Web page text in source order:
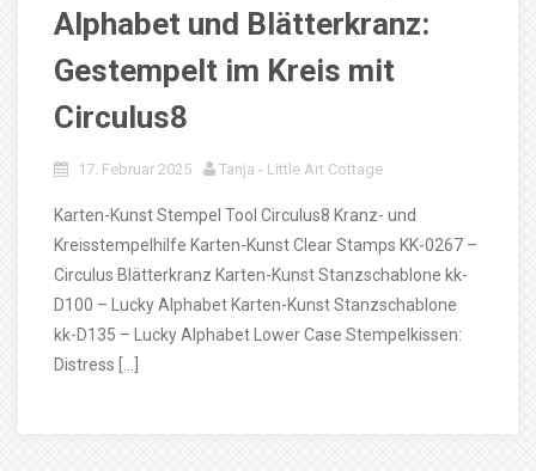
Alphabet und Blätterkranz:
Gestempelt im Kreis mit
Circulus8
17. Februar 2025 Tanja - Little Art Cottage
Karten-Kunst Stempel Tool Circulus8 Kranz- und
Kreisstempelhilfe Karten-Kunst Clear Stamps KK-0267 –
Circulus Blätterkranz Karten-Kunst Stanzschablone kk-
D100 – Lucky Alphabet Karten-Kunst Stanzschablone
kk-D135 – Lucky Alphabet Lower Case Stempelkissen:
Distress […]